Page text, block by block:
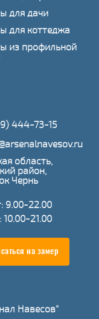
для дачи
для коттеджа
из профильной
444-73-15
область,
район,
Чернь
9.00-22.00
21.00
на замер
Навесов"